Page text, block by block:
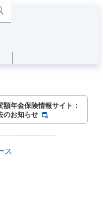
額年金保険情報サイト：
のお知らせ
ス